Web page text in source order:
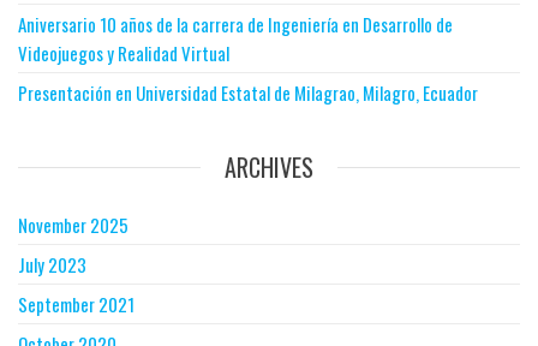
Aniversario 10 años de la carrera de Ingeniería en Desarrollo de
Videojuegos y Realidad Virtual
Presentación en Universidad Estatal de Milagrao, Milagro, Ecuador
ARCHIVES
November 2025
July 2023
September 2021